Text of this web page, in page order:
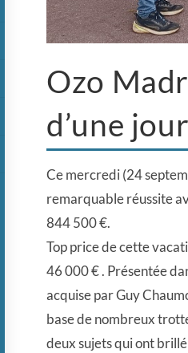
Ozo
d’une
Ce mercredi (24
remarquable réussite
844 500 €.
Top price de cette
46 000 € . Présentée
acquise par Guy
base de nombreux
deux sujets qui ont